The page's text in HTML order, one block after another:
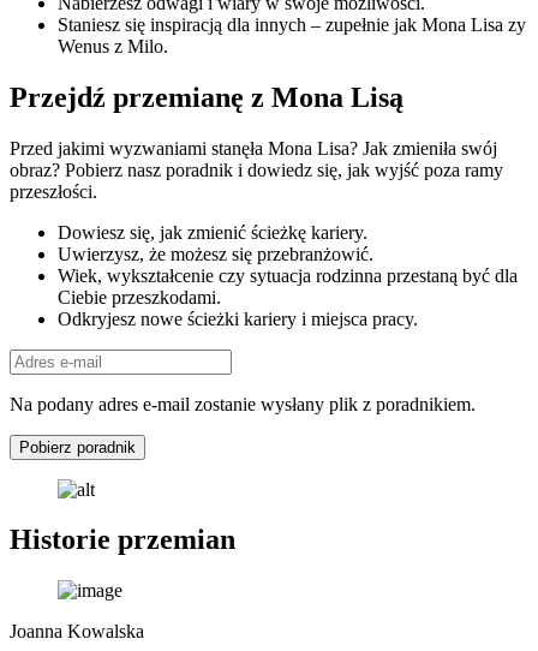
Staniesz się inspiracją dla innych – zupełnie jak Mona Lisa zy
Wenus z Milo.
Przejdź przemianę z Mona Lisą
Przed jakimi wyzwaniami stanęła Mona Lisa? Jak zmieniła swój
obraz? Pobierz nasz poradnik i dowiedz się, jak wyjść poza ramy
przeszłości.
Dowiesz się, jak zmienić ścieżkę kariery.
Uwierzysz, że możesz się przebranżowić.
Wiek, wykształcenie czy sytuacja rodzinna przestaną być dla
Ciebie przeszkodami.
Odkryjesz nowe ścieżki kariery i miejsca pracy.
Na podany adres e-mail zostanie wysłany plik z poradnikiem.
Pobierz poradnik
Historie przemian
Joanna Kowalska